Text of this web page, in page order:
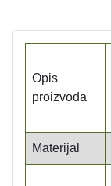
Opis
proizvoda
Materijal